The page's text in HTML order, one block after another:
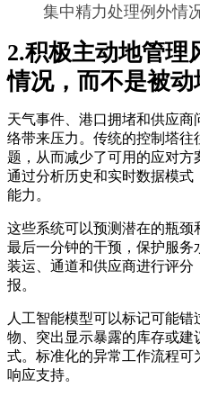
集中精力处理例外情
2.积极主动地管理
情况，而不是被
天气事件、港口拥堵和供应商
络带来压力。传统的控制塔往
题，从而减少了可用的应对方
通过分析历史和实时数据模式
能力。
这些系统可以预测潜在的瓶颈
最后一分钟的干预，保护服务
装运、通道和供应商进行评分
报。
人工智能模型可以标记可能错
物、突出显示暴露的库存或建
式。标准化的异常工作流程可
响应支持。